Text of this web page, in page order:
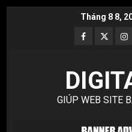
Tháng 8 8,
Facebook
Twitter
GIÚP WEB SITE